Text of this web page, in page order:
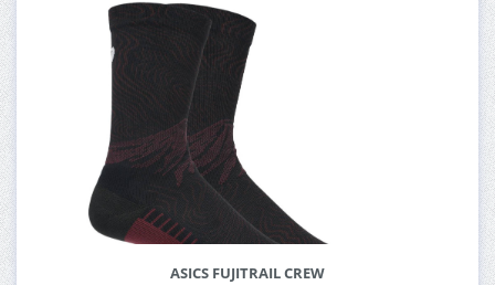
ASICS FUJITRAIL CREW